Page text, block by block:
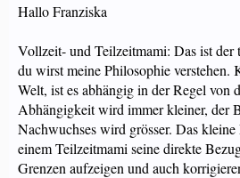
Hallo Franziska
Vollzeit- und Teilzeitmami: Das ist der
du wirst meine Philosophie verstehen.
Welt, ist es abhängig in der Regel von
Abhängigkeit wird immer kleiner, der
Nachwuchses wird grösser. Das
einem Teilzeitmami seine direkte
Grenzen aufzeigen und auch